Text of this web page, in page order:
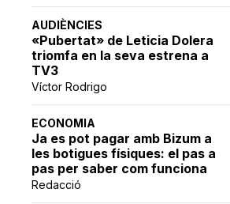
AUDIÈNCIES
«Pubertat» de Leticia Dolera
triomfa en la seva estrena a
TV3
Víctor Rodrigo
ECONOMIA
Ja es pot pagar amb Bizum a
les botigues físiques: el pas a
pas per saber com funciona
Redacció